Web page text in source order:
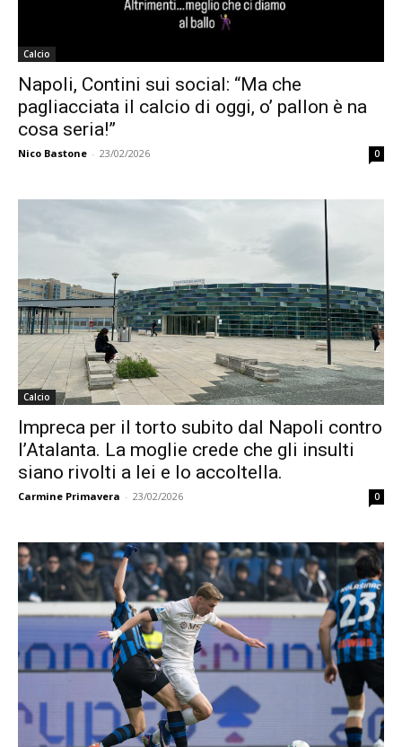
Calcio
Napoli, Contini sui social: “Ma che
pagliacciata il calcio di oggi, o’ pallon è na
cosa seria!”
Nico Bastone - 23/02/2026 0
Calcio
Impreca per il torto subito dal Napoli contro
l’Atalanta. La moglie crede che gli insulti
siano rivolti a lei e lo accoltella.
Carmine Primavera - 23/02/2026 0